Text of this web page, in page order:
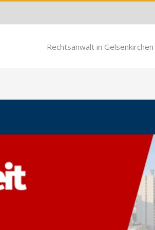
Rechtsanwalt in Gelsenkirchen